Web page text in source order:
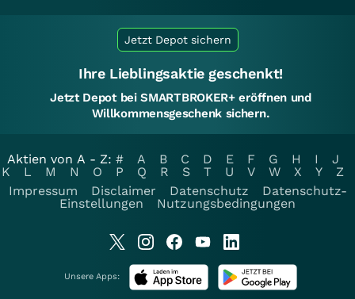
Jetzt Depot sichern
Ihre Lieblingsaktie geschenkt!
Jetzt Depot bei SMARTBROKER+ eröffnen und
Willkommensgeschenk sichern.
Aktien von A - Z: # A B C D E F G H I
J
K
L M N O P Q R S T U V W X Y
Z
Impressum
Disclaimer Datenschutz
Datenschutz-
Einstellungen
Nutzungsbedingungen
Unsere Apps: